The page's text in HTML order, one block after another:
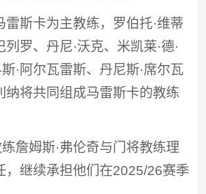
雷斯卡为主教练，罗伯托·维蒂
列罗、丹尼·沃克、米凯莱·德·
·阿尔瓦雷斯、丹尼斯·席尔瓦
纳将共同组成马雷斯卡的教练
詹姆斯·弗伦奇与门将教练理
，继续承担他们在2025/26赛季